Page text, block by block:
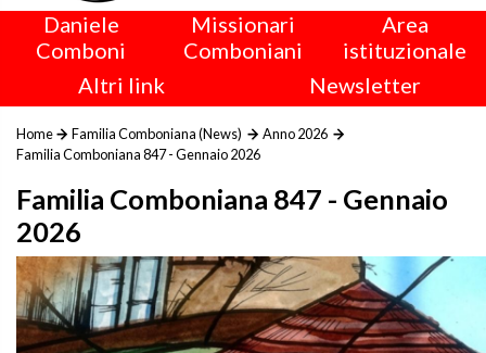
Daniele
Comboni
Missionari
Comboniani
Area
istituzionale
Altri link
Newsletter
Home Familia Comboniana (News)
Anno 2026
Familia Comboniana 847 - Gennaio 2026
Familia Comboniana 847 - Gennaio
2026